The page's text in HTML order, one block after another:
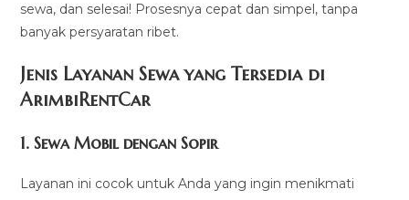
sewa, dan selesai! Prosesnya cepat dan simpel, tanpa
banyak persyaratan ribet.
Jenis Layanan Sewa yang Tersedia di
ArimbiRentCar
1.Sewa Mobil dengan Sopir
Layanan ini cocok untuk Anda yang ingin menikmati